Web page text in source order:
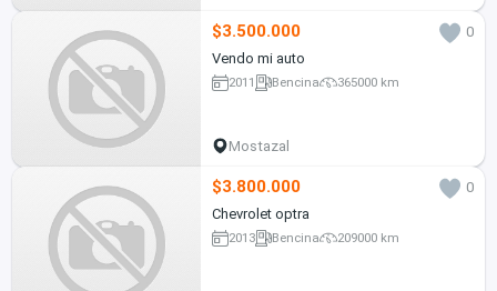
$3.500.000
0
Vendo mi auto
2011 Bencina 365000 km
Mostazal
$3.800.000
0
Chevrolet optra
2013 Bencina 209000 km